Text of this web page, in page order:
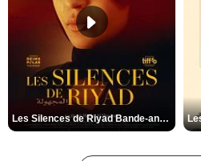
Les Silences de Riyad Bande-annonce VO STFR